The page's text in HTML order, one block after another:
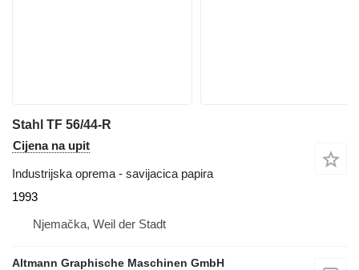
Stahl TF 56/44-R
Cijena na upit
Industrijska oprema - savijacica papira
1993
Njemačka, Weil der Stadt
Altmann Graphische Maschinen GmbH